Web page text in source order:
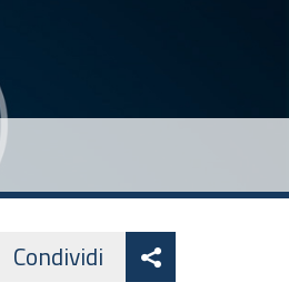
Condividi Facebook
condividi